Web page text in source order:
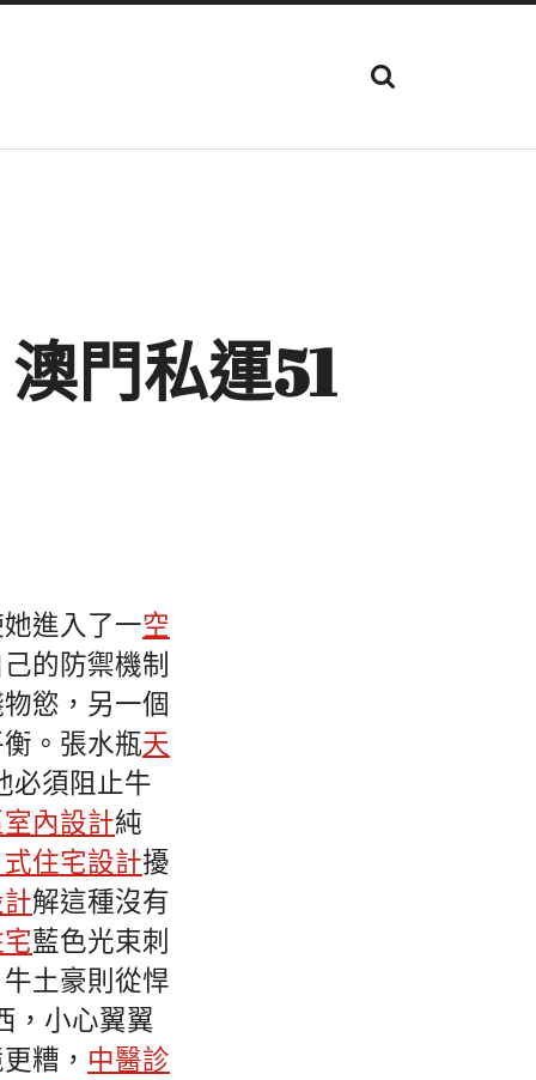
顯
示
位
門私運51
進入了一空
的防禦機制
慾，另一個
。張水瓶天
必須阻止牛
內設計純
住宅設計擾
解這種沒有
藍色光束刺
土豪則從悍
，小心翼翼
糟， 中醫診